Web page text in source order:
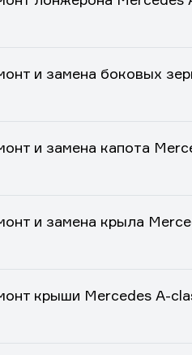
и замена боковых
и замена капота
и замена крыла
крыши Mercedes A-